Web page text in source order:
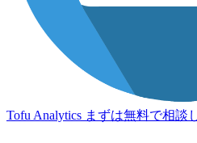
Tofu Analytics まずは無料で相談